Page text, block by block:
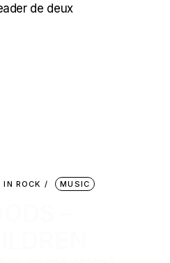
de deux
IN ROCK MUSIC